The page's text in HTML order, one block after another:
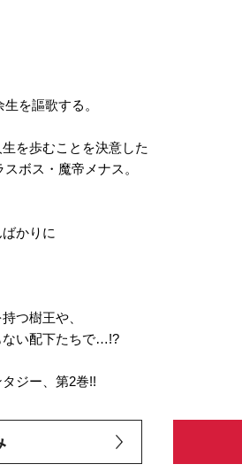
を謳歌する。
を歩むことを決意した
ボス・魔帝メナス。
かりに
つ樹王や、
ない配下たちで…!?
ジー、第2巻!!